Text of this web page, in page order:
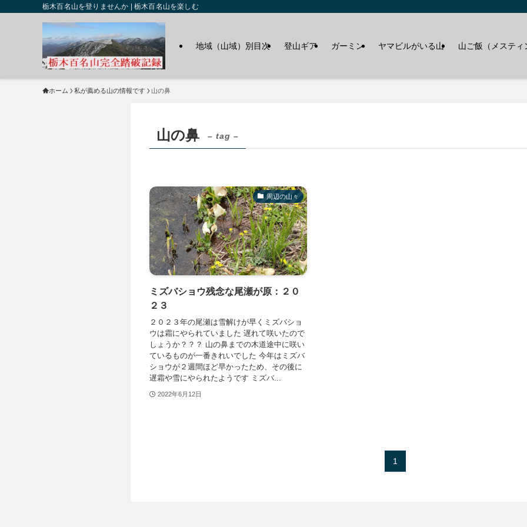
栃木百名山を登りませんか | 栃木百名山を楽しむ
地域（山域）別目次 登山ギア ガーミン ヤマビルがいる山 山ご飯（メスティ
ホーム 私が薦める山の情報です 山の鼻
山の鼻 – tag –
周辺の山々
ミズバショウ残念な尾瀬が原：２０
２３
２０２３年の尾瀬は雪解けが早くミズバショ
ウは霜にやられていました 遅れて咲いたので
しょうか？？？ 山の鼻までの木道途中に咲い
ているものが一番きれいでした 今年はミズバ
ショウが２週間ほど早かったため、その後に
遅霜や雪にやられたようです ミズバ...
2022年6月12日
1